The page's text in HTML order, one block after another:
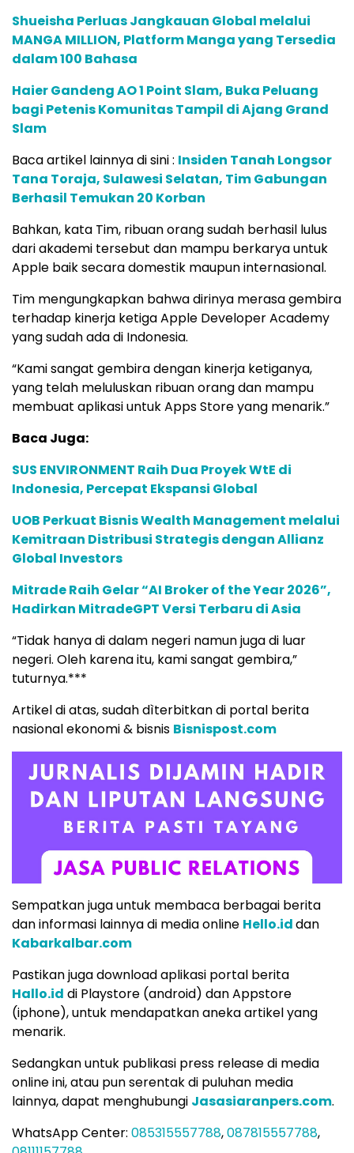
Shueisha Perluas Jangkauan Global melalui
MANGA MILLION, Platform Manga yang Tersedia
dalam 100 Bahasa
Haier Gandeng AO 1 Point Slam, Buka Peluang
bagi Petenis Komunitas Tampil di Ajang Grand
Slam
Baca artikel lainnya di sini : Insiden Tanah Longsor
Tana Toraja, Sulawesi Selatan, Tim Gabungan
Berhasil Temukan 20 Korban
Bahkan, kata Tim, ribuan orang sudah berhasil lulus
dari akademi tersebut dan mampu berkarya untuk
Apple baik secara domestik maupun internasional.
Tim mengungkapkan bahwa dirinya merasa gembira
terhadap kinerja ketiga Apple Developer Academy
yang sudah ada di Indonesia.
“Kami sangat gembira dengan kinerja ketiganya,
yang telah meluluskan ribuan orang dan mampu
membuat aplikasi untuk Apps Store yang menarik.”
Baca Juga:
SUS ENVIRONMENT Raih Dua Proyek WtE di
Indonesia, Percepat Ekspansi Global
UOB Perkuat Bisnis Wealth Management melalui
Kemitraan Distribusi Strategis dengan Allianz
Global Investors
Mitrade Raih Gelar “AI Broker of the Year 2026”,
Hadirkan MitradeGPT Versi Terbaru di Asia
“Tidak hanya di dalam negeri namun juga di luar
negeri. Oleh karena itu, kami sangat gembira,”
tuturnya.***
Artikel di atas, sudah dìterbitkan di portal berita
nasional ekonomi & bisnis Bisnispost.com
Sempatkan juga untuk membaca berbagai berita
dan informasi lainnya di media online Hello.iddan
Kabarkalbar.com
Pastikan juga download aplikasi portal berita
Hallo.id di Playstore (android) dan Appstore
(iphone), untuk mendapatkan aneka artikel yang
menarik.
Sedangkan untuk publikasi press release di media
online ini, atau pun serentak di puluhan media
lainnya, dapat menghubungi Jasasiaranpers.com.
WhatsApp Center: 085315557788,087815557788,